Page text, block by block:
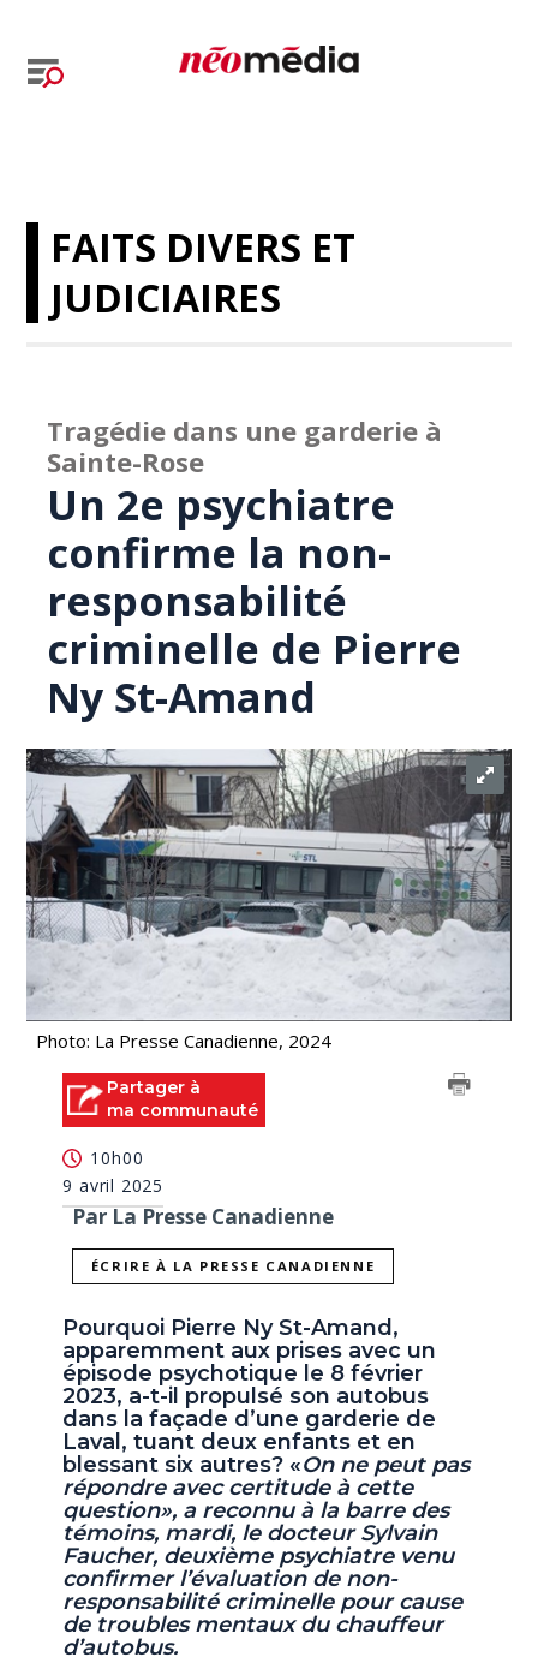
FAITS DIVERS ET
JUDICIAIRES
Tragédie dans une garderie à
Sainte-Rose
Un 2e psychiatre
confirme la non-
responsabilité
criminelle de Pierre
Ny St-Amand
Photo: La Presse Canadienne, 2024
Partager à
ma communauté
10h00
9 avril 2025
Par La Presse Canadienne
ÉCRIRE À LA PRESSE CANADIENNE
Pourquoi Pierre Ny St-Amand,
apparemment aux prises avec un
épisode psychotique le 8 février
2023, a-t-il propulsé son autobus
dans la façade d’une garderie de
Laval, tuant deux enfants et en
blessant six autres? «On ne peut pas
répondre avec certitude à cette
question», a reconnu à la barre des
témoins, mardi, le docteur Sylvain
Faucher, deuxième psychiatre venu
confirmer l’évaluation de non-
responsabilité criminelle pour cause
de troubles mentaux du chauffeur
d’autobus.